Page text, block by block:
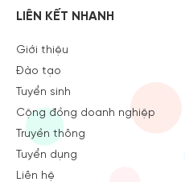
LIÊN KẾT NHANH
Giới thiệu
Đào tạo
Tuyển sinh
Cộng đồng doanh nghiệp
Truyền thông
Tuyển dụng
Liên hệ